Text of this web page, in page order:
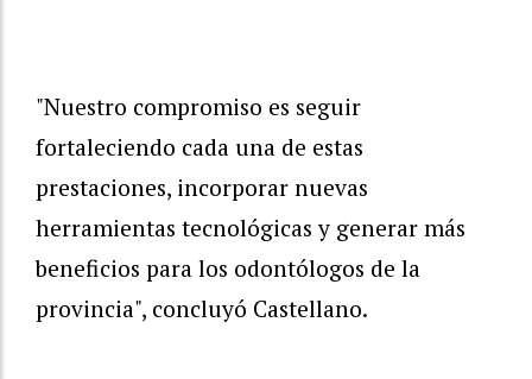
"Nuestro compromiso es seguir
fortaleciendo cada una de estas
prestaciones, incorporar nuevas
herramientas tecnológicas y generar más
beneficios para los odontólogos de la
provincia", concluyó Castellano.